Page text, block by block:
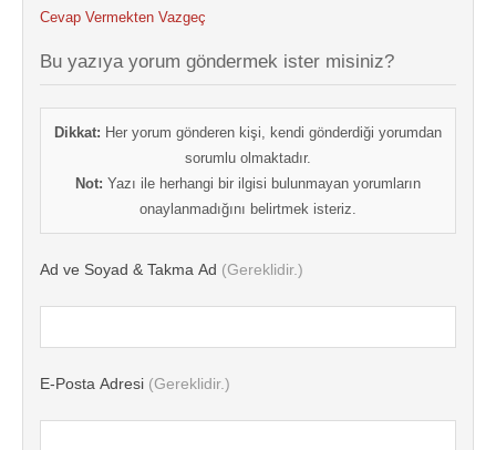
Cevap Vermekten Vazgeç
Bu yazıya yorum göndermek ister misiniz?
Dikkat: Her yorum gönderen kişi, kendi gönderdiği yorumdan
sorumlu olmaktadır.
Not: Yazı ile herhangi bir ilgisi bulunmayan yorumların
onaylanmadığını belirtmek isteriz.
Ad ve Soyad & Takma Ad (Gereklidir.)
E-Posta Adresi (Gereklidir.)